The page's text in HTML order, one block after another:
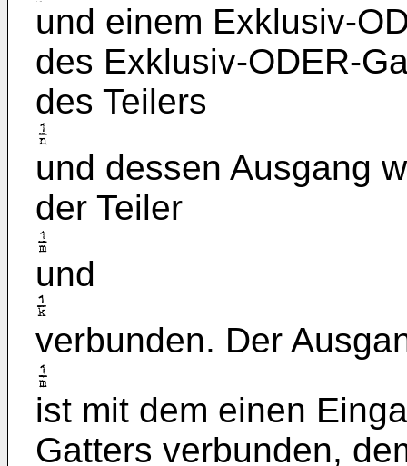
und einem Exklusiv-
des Exklusiv-ODER-
des Teilers
und dessen Ausgang
der Teiler
und
verbunden. Der
ist mit dem einen
Gatters verbunden,